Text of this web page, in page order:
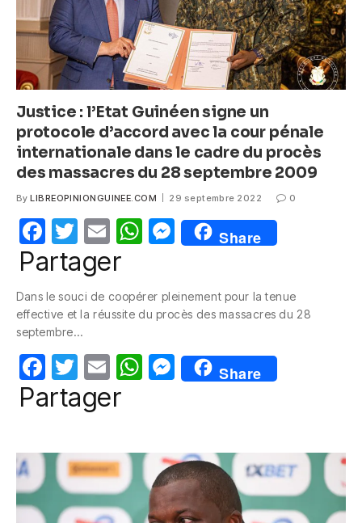
Justice : l’Etat Guinéen signe un
protocole d’accord avec la cour pénale
internationale dans le cadre du procès
des massacres du 28 septembre 2009
By LIBREOPINIONGUINEE.COM 29 septembre 2022 0
F
a
e
b
o
o
k
T
w
itt
er
E
m
W
s
p
p
M
e
e
g
er
Share
Partager
Dans le souci de coopérer pleinement pour la tenue
effective et la réussite du procès des massacres du 28
septembre…
F
a
e
b
o
T
w
itt
E
m
W
s
A
p
M
e
e
n
g
Share
Partager